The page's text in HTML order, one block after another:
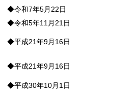
◆令和7年5月22日
◆令和5年11月21日
◆平成21年9月16日
◆平成21年9月16日
◆平成30年10月1日